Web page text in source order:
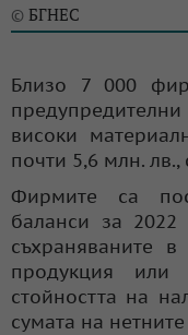
© БГНЕС
Близо 7 000
високи
почти 5,6 млн.
Фирмите са
баланси за 2022
съхраняваните
продукция или
стойността на
сумата на